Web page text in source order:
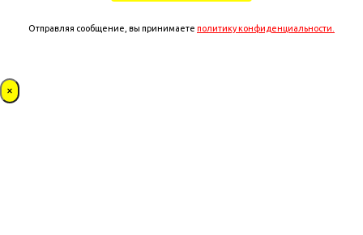
Отправляя сообщение, вы принимаете политику конфиденциальности.
×